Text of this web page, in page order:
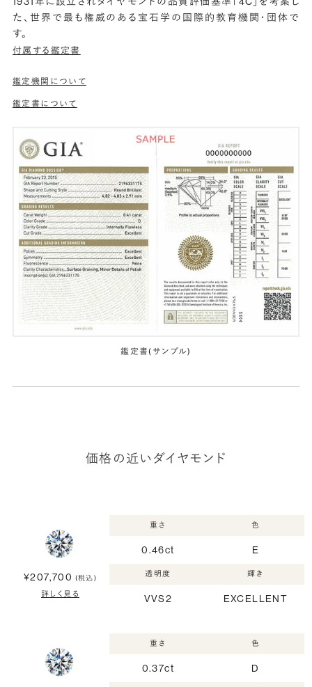
た、世界で最も権威のある宝石学の国際的教育機関・団体で
す。
付属する鑑定書
鑑定機関について
鑑定書について
鑑定書(サンプル)
価格の近いダイヤモンド
¥207,700 (税込)
詳しく見る
重さ
0.46ct
色
E
透明度
VVS2
輝き
EXCELLENT
重さ
0.37ct
色
D